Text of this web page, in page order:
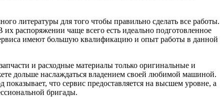
литературы для того чтобы правильно сделать все работы.
их распоряжении чаще всего есть идеально подготовленное
имеют большую квалификацию и опыт работы в данной
и расходные материалы только оригинальные и
дольше наслаждаться владением своей любимой машиной.
что сервис предоставляется на высшем уровне, а
бригады.